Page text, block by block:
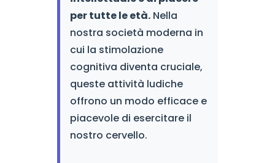
per tutte le età.Nella
nostra società moderna in
cui la stimolazione
cognitiva diventa cruciale,
queste attività ludiche
offrono un modo efficace e
piacevole di esercitare il
nostro cervello.